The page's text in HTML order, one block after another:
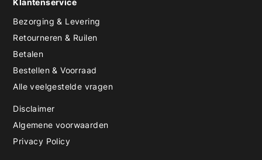
Klantenservice
Bezorging & Levering
Retourneren & Ruilen
Betalen
Bestellen & Voorraad
Alle veelgestelde vragen
Disclaimer
Algemene voorwaarden
Privacy Policy